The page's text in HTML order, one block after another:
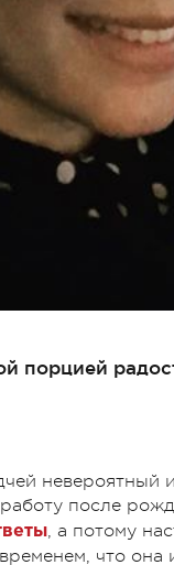
порцией
после
, а потому
что она